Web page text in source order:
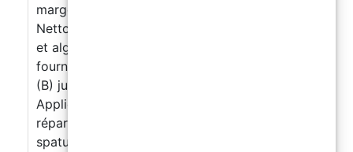
margelles de piscine
Nettoyer la surface à traiter, en retirant saletés
et algues. Ouvrir le kit et enfiler les gants
fournis. Mélanger la résine (A) et le durcisseur
(B) jusqu’à obtenir une couleur uniforme.
Appliquer le mastic directement sur la zone à
réparer, même sous l’eau. Modeler avec la
spatule et laisser durcir.